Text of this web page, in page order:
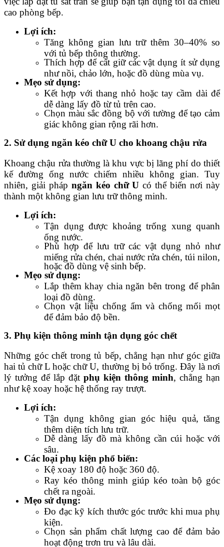
cao phòng bếp.
Lợi ích:
Tăng không gian lưu trữ thêm 30–40% so
với tủ bếp thông thường.
Thích hợp để cất giữ các vật dụng ít sử dụng
như nồi, chảo lớn, hoặc đồ dùng mùa vụ.
Mẹo sử dụng:
Kết hợp với thang nhỏ hoặc tay cầm dài để
dễ dàng lấy đồ từ tủ trên cao.
Chọn màu sắc đồng bộ với tường để tạo cảm
giác không gian rộng rãi hơn.
2. Sử dụng ngăn kéo chữ U cho khoang chậu rửa
Khoang chậu rửa thường là khu vực bị lãng phí do thiết
kế đường ống nước chiếm nhiều không gian. Tuy
nhiên, giải pháp ngăn kéo chữ U có thể biến nơi này
thành một không gian lưu trữ thông minh.
Lợi ích:
Tận dụng được khoảng trống xung quanh
ống nước.
Phù hợp để lưu trữ các vật dụng nhỏ như
miếng rửa chén, chai nước rửa chén, túi nilon,
hoặc đồ dùng vệ sinh bếp.
Mẹo sử dụng:
Lắp thêm khay chia ngăn bên trong để phân
loại đồ dùng.
Chọn vật liệu chống ẩm và chống mối mọt
để đảm bảo độ bền.
3. Phụ kiện thông minh tận dụng góc chết
Những góc chết trong tủ bếp, chẳng hạn như góc giữa
hai tủ chữ L hoặc chữ U, thường bị bỏ trống. Đây là nơi
lý tưởng để lắp đặt phụ kiện thông minh, chẳng hạn
như kệ xoay hoặc hệ thống ray trượt.
Lợi ích:
Tận dụng không gian góc hiệu quả, tăng
thêm diện tích lưu trữ.
Dễ dàng lấy đồ mà không cần cúi hoặc với
sâu.
Các loại phụ kiện phổ biến:
Kệ xoay 180 độ hoặc 360 độ.
Ray kéo thông minh giúp kéo toàn bộ góc
chết ra ngoài.
Mẹo sử dụng:
Đo đạc kỹ kích thước góc trước khi mua phụ
kiện.
Chọn sản phẩm chất lượng cao để đảm bảo
hoạt động trơn tru và lâu dài.